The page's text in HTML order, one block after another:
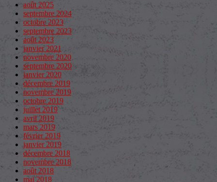
août 2025
septembre 2024
octobre 2023
septembre 2023
août 2023
janvier 2021
novembre 2020
septembre 2020
janvier 2020
décembre 2019
novembre 2019
octobre 2019
juillet 2019
avril 2019
mars 2019
février 2019
janvier 2019
décembre 2018
novembre 2018
août 2018
mai 2018